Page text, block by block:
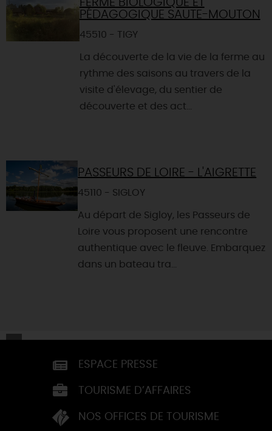
FERME BIOLOGIQUE ET
PÉDAGOGIQUE SAUTE-MOUTON
45510 - TIGY
La découverte de la vie de la ferme au
rythme des saisons au travers de la
visite d'élevage, du sentier de
découverte et des act...
PASSEURS DE LOIRE - L'AIGRETTE
45110 - SIGLOY
Au départ de Sigloy, les Passeurs de
Loire vous proposent une rencontre
authentique avec le fleuve. Embarquez
dans un bateau tra...
ESPACE PRESSE
TOURISME D’AFFAIRES
NOS OFFICES DE TOURISME